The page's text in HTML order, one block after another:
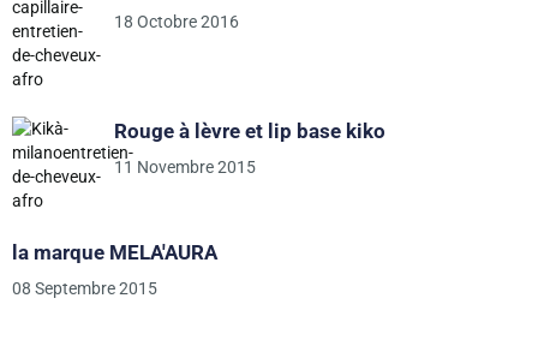
18 Octobre 2016
Rouge à lèvre et lip base kiko
11 Novembre 2015
la marque MELA'AURA
08 Septembre 2015